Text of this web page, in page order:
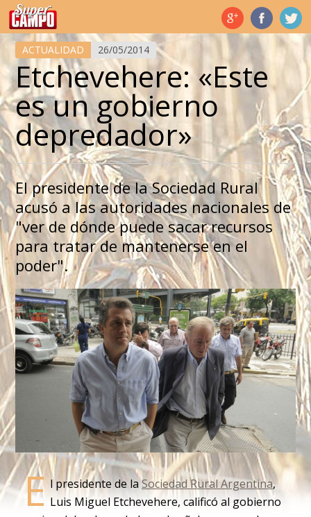
Temas de hoy
ACTUALIDAD 26/05/2014
Etchevehere: «Este
es un gobierno
depredador»
El presidente de la Sociedad Rural
acusó a las autoridades nacionales de
"ver de dónde puede sacar recursos
para tratar de mantenerse en el
poder".
E l presidente de laSociedad Rural Argentina,
Luis Miguel Etchevehere, calificó al gobierno